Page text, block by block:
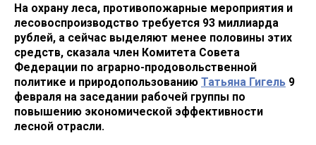
На охрану леса, противопожарные мероприятия и
лесовоспроизводство требуется 93 миллиарда
рублей, а сейчас выделяют менее половины этих
средств, сказала член Комитета Совета
Федерации по аграрно-продовольственной
политике и природопользованию Татьяна Гигель 9
февраля на заседании рабочей группы по
повышению экономической эффективности
лесной отрасли.